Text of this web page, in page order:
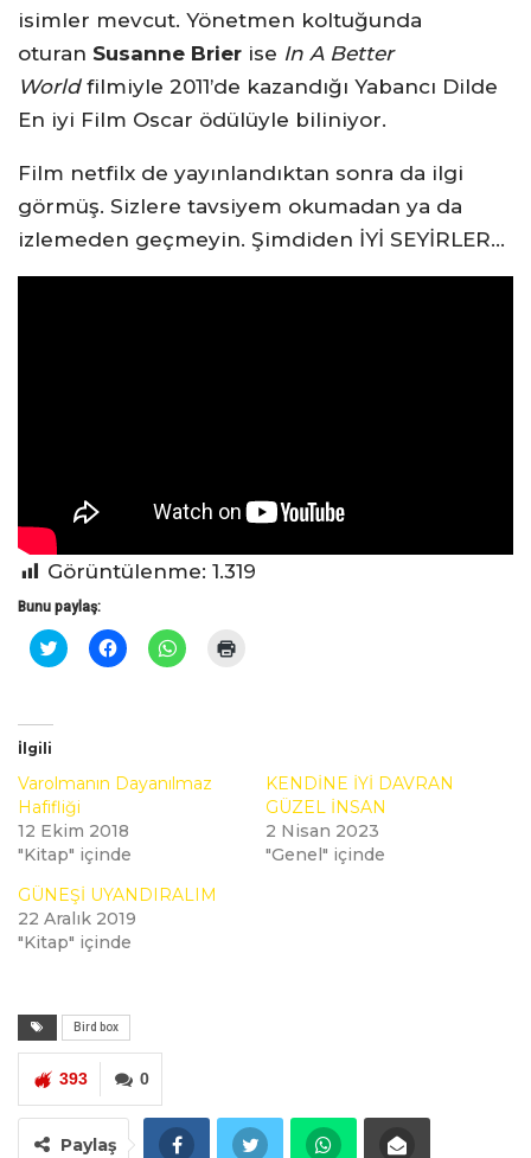
isimler mevcut. Yönetmen koltuğunda
oturan Susanne Brier ise In A Better
Worldfilmiyle 2011’de kazandığı Yabancı Dilde
En iyi Film Oscar ödülüyle biliniyor.
Film netfilx de yayınlandıktan sonra da ilgi
görmüş. Sizlere tavsiyem okumadan ya da
izlemeden geçmeyin. Şimdiden İYİ SEYİRLER…
Görüntülenme: 1.319
Bunu paylaş:
Twitter
üzerinde
Facebook'ta
paylaşmak
WhatsApp'ta
paylaşmak
İlgili
Varolmanın Dayanılmaz
Hafifliği
12 Ekim 2018
"Kitap" içinde
KENDİNE İYİ DAVRAN
GÜZEL İNSAN
2 Nisan 2023
"Genel" içinde
GÜNEŞİ UYANDIRALIM
22 Aralık 2019
"Kitap" içinde
Bird box
0
393
Paylaş